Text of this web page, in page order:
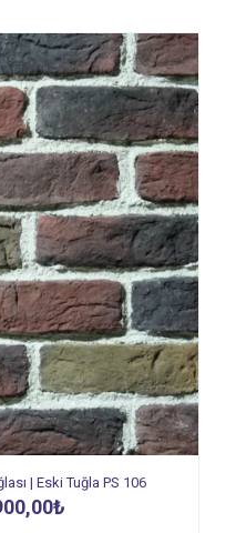
| Eski Tuğla PS 106
fiyat:
₺Şu